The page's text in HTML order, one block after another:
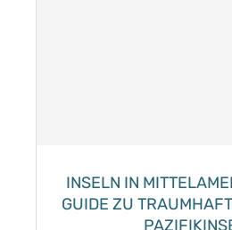
INSELN IN
GUIDE ZU